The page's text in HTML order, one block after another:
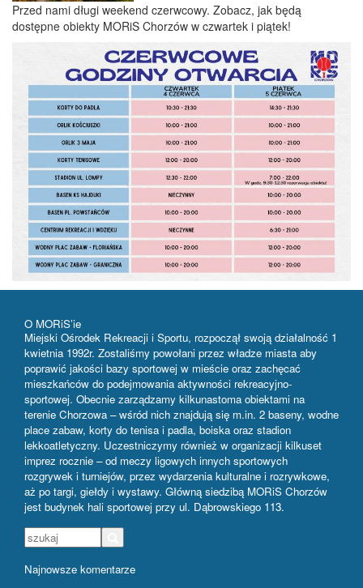
Przed nami długi weekend czerwcowy. Zobacz, jak będą
dostępne obiekty MORiS Chorzów w czwartek i piątek!
O MORiS’ie
Miejski Ośrodek Rekreacji i Sportu, rozpoczął swoją działalność 1
kwietnia 1992r. Zostaliśmy powołani przez władze miasta aby
poprawić jakości bazy sportowej w mieście oraz zachęcać
mieszkańców do podejmowania aktywności rekreacyjno-
sportowej. Obecnie zarządzamy kilkunastoma obiektami na
terenie Chorzowa – wśród nich znajdują się m.in. 2 baseny, wodne
place zabaw, korty do tenisa i padla, boiska oraz stadion
lekkoatletyczny. Uczestniczymy również w organizacji kilkuset
imprez rocznie – od meczy ligowych innych sportowych
rozgrywek i turniejów, przez wydarzenia kulturalne i rozrywkowe,
aż po targi, giełdy i wystawy. Główną siedzibą MORiS Chorzów
jest budynek hali sportowej przy ul. Dąbrowskiego 113.
Najnowsze komentarze